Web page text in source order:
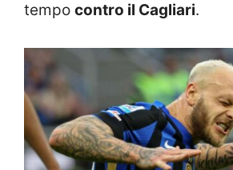
tempo contro il Cagliari.